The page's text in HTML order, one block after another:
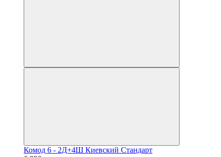
Комод 6 - 2Д+4Ш Киевский Стандарт